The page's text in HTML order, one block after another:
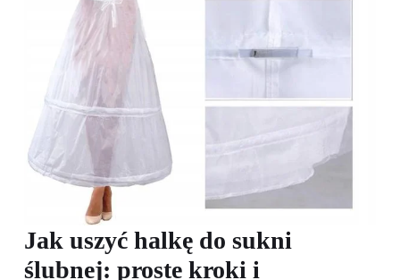
Jak uszyć halkę do sukni
ślubnej: proste kroki i